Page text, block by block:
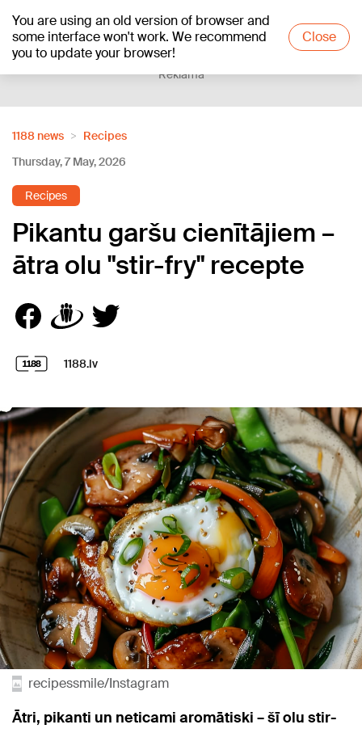
You are using an old version of browser and
some interface won't work. We recommend
you to update your browser!
Close
+21°C
Reklāma
1188 news
Recipes
Thursday, 7 May, 2026
Recipes
Pikantu garšu cienītājiem –
ātra olu "stir-fry" recepte
1188.lv
recipessmile/Instagram
Ātri, pikanti un neticami aromātiski – šī olu stir-